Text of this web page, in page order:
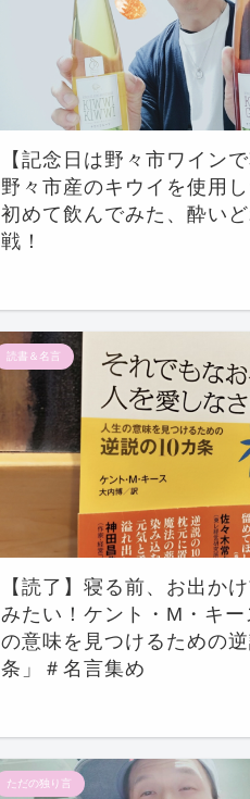
【記念日は野々市ワインで
野々市産のキウイを使用
初めて飲んでみた、酔い
戦！
読書＆名言
【読了】寝る前、お出か
みたい！ケント・M・キー
の意味を見つけるための
条」＃名言集め
ただの独り言